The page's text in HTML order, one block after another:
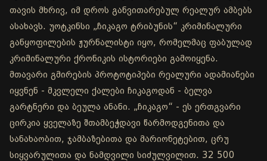
თავის მხრივ, იმ დროს განვითარებულ რეალურ ამბებს
ასახავს. უოტკინსი „ჩიკაგო ტრიბუნის“ კრიმინალური
განყოფილების ჟურნალისტი იყო, რომელმაც ფაბულად
კრიმინალური ქრონიკის ისტორიები გამოიყენა.
მთავარი გმირების პროტოტიპები რეალური ადამიანები
იყვნენ - მკვლელი ქალები ჩიკაგოდან - ბელვა
გარტნერი და ბეულა ანანი. „ჩიკაგო“ - ეს ერთგვარი
ცირკია ყველაზე შთამბეჭდავი წარმოდგენითა და
სანახაობით, ჯამბაზებითა და მარიონეტებით, ცრუ
სიყვარულითა და ნამდვილი სიძულვილით. 32 500